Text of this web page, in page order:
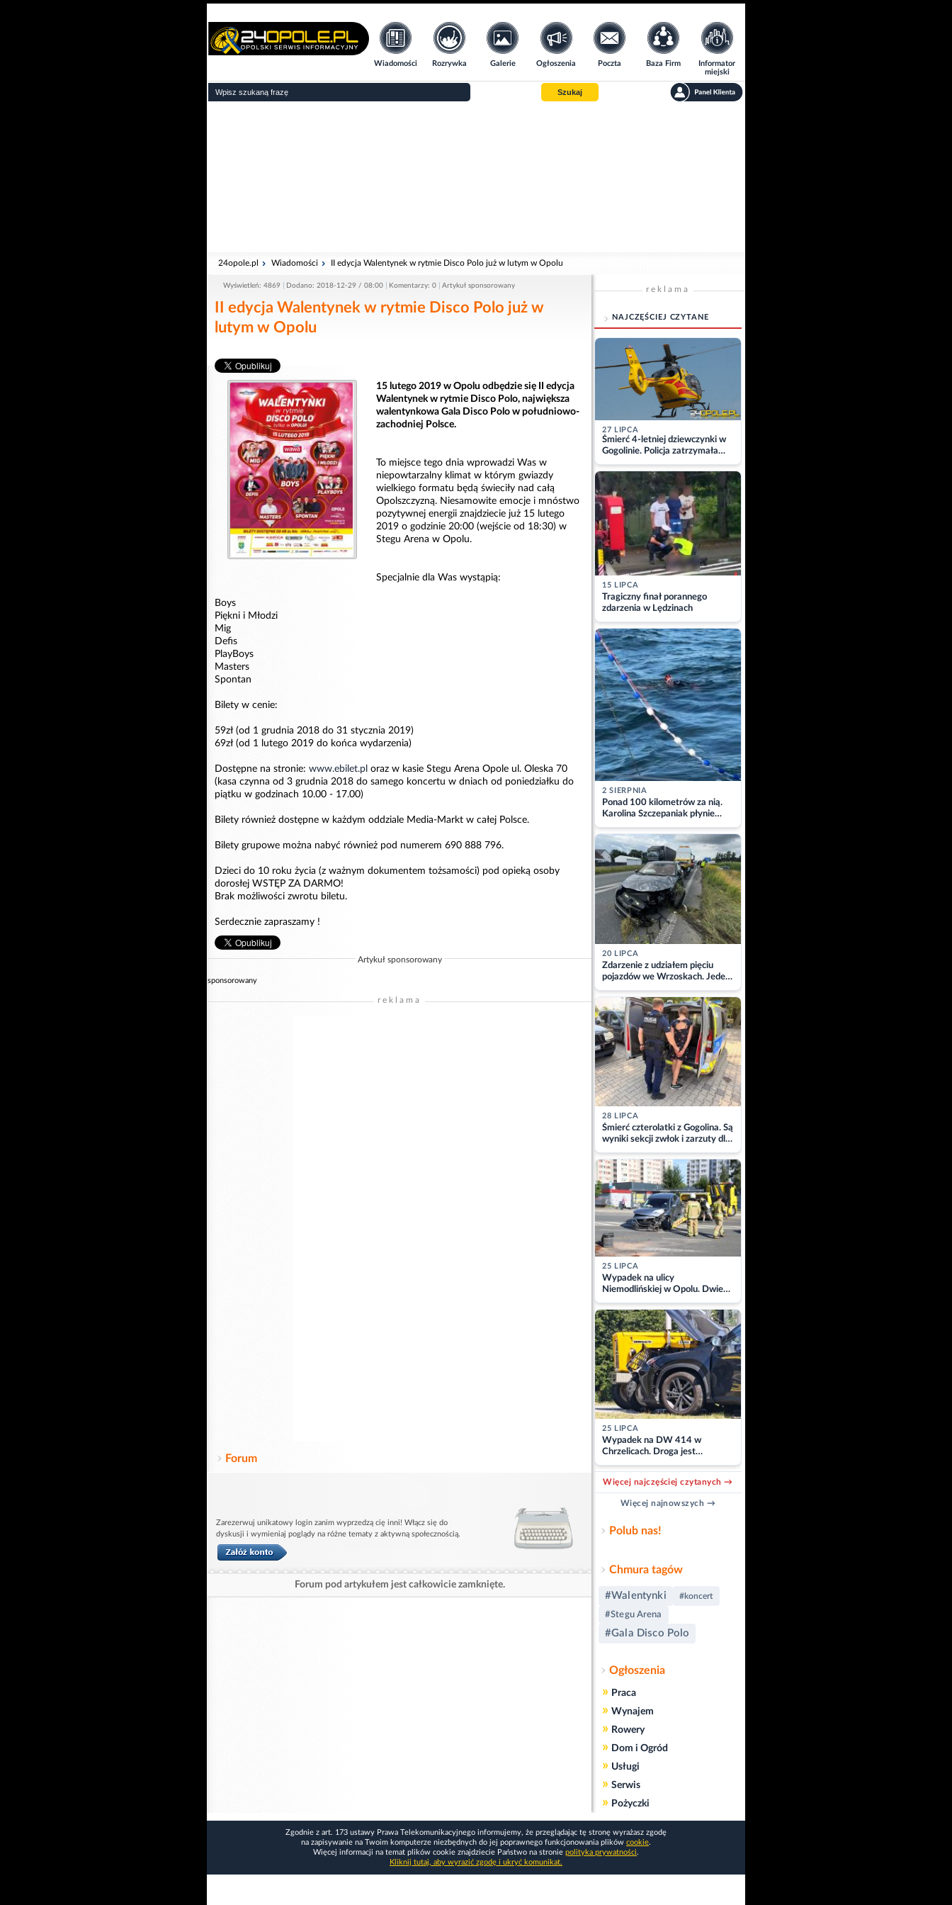
Wiadomości Rozrywka Galerie Ogłoszenia Poczta Baza Firm
Informator
miejski
Szukaj
24opole.pl Wiadomości II edycja Walentynek w rytmie Disco Polo już w lutym w Opolu
Wyświetleń: 4869 Dodano: 2018-12-29 / 08:00 Komentarzy: 0 Artykuł sponsorowany
II edycja Walentynek w rytmie Disco Polo już w
lutym w Opolu
15 lutego 2019 w Opolu odbędzie się II edycja
Walentynek w rytmie Disco Polo, największa
walentynkowa Gala Disco Polo w południowo-
zachodniej Polsce.
To miejsce tego dnia wprowadzi Was w
niepowtarzalny klimat w którym gwiazdy
wielkiego formatu będą świeciły nad całą
Opolszczyzną. Niesamowite emocje i mnóstwo
pozytywnej energii znajdziecie już 15 lutego
2019 o godzinie 20:00 (wejście od 18:30) w
Stegu Arena w Opolu.
Specjalnie dla Was wystąpią:
Boys
Piękni i Młodzi
Mig
Defis
PlayBoys
Masters
Spontan
Bilety w cenie:
59zł (od 1 grudnia 2018 do 31 stycznia 2019)
69zł (od 1 lutego 2019 do końca wydarzenia)
Dostępne na stronie: www.ebilet.pl oraz w kasie Stegu Arena Opole ul. Oleska 70
(kasa czynna od 3 grudnia 2018 do samego koncertu w dniach od poniedziałku do
piątku w godzinach 10.00 - 17.00)
Bilety również dostępne w każdym oddziale Media-Markt w całej Polsce.
Bilety grupowe można nabyć również pod numerem 690 888 796.
Dzieci do 10 roku życia (z ważnym dokumentem tożsamości) pod opieką osoby
dorosłej WSTĘP ZA DARMO!
Brak możliwości zwrotu biletu.
Serdecznie zapraszamy !
Artykuł sponsorowany
sponsorowany
reklama
Forum
Zarezerwuj unikatowy login zanim wyprzedzą cię inni! Włącz się do
dyskusji i wymieniaj poglądy na różne tematy z aktywną społecznością.
Forum pod artykułem jest całkowicie zamknięte.
reklama
NAJCZĘŚCIEJ CZYTANE
27 LIPCA
Śmierć 4-letniej dziewczynki w
Gogolinie. Policja zatrzymała
matkę
15 LIPCA
Tragiczny finał porannego
zdarzenia w Lędzinach
2 SIERPNIA
Ponad 100 kilometrów za nią.
Karolina Szczepaniak płynie
przez Bałtyk dla Piotra.
Aktualizacja
20 LIPCA
Zdarzenie z udziałem pięciu
pojazdów we Wrzoskach. Jeden
z kierowców zabrany w
kajdankach
28 LIPCA
Śmierć czterolatki z Gogolina. Są
wyniki sekcji zwłok i zarzuty dla
matki
25 LIPCA
Wypadek na ulicy
Niemodlińskiej w Opolu. Dwie
osoby w szpitalu
25 LIPCA
Wypadek na DW 414 w
Chrzelicach. Droga jest
zablokowana
Więcej najczęściej czytanych →
Więcej najnowszych →
Polub nas!
Chmura tagów
#Walentynki #koncert
#Stegu Arena
#Gala Disco Polo
Ogłoszenia
» Praca
» Wynajem
» Rowery
» Dom i Ogród
» Usługi
» Serwis
» Pożyczki
Zgodnie z art. 173 ustawy Prawa Telekomunikacyjnego informujemy, że przeglądając tę stronę wyrażasz zgodę
na zapisywanie na Twoim komputerze niezbędnych do jej poprawnego funkcjonowania plików cookie.
Więcej informacji na temat plików cookie znajdziecie Państwo na stronie polityka prywatności.
Kliknij tutaj, aby wyrazić zgodę i ukryć komunikat.